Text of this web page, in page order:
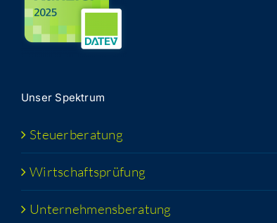
Unser Spek­trum
Steu­er­be­ra­tung
Wirt­schafts­prü­fung
Unter­neh­mens­be­ra­tung